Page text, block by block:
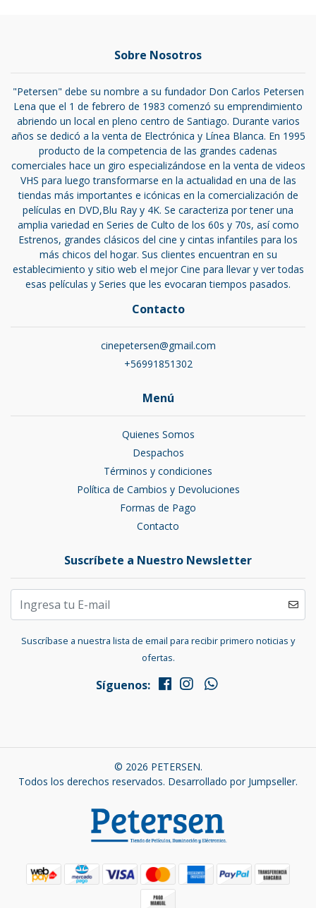
Sobre Nosotros
"Petersen" debe su nombre a su fundador Don Carlos Petersen
Lena que el 1 de febrero de 1983 comenzó su emprendimiento
abriendo un local en pleno centro de Santiago. Durante varios
años se dedicó a la venta de Electrónica y Línea Blanca. En 1995
producto de la competencia de las grandes cadenas
comerciales hace un giro especializándose en la venta de videos
VHS para luego transformarse en la actualidad en una de las
tiendas más importantes e icónicas en la comercialización de
películas en DVD,Blu Ray y 4K. Se caracteriza por tener una
amplia variedad en Series de Culto de los 60s y 70s, así como
Estrenos, grandes clásicos del cine y cintas infantiles para los
más chicos del hogar. Sus clientes encuentran en su
establecimiento y sitio web el mejor Cine para llevar y ver todas
esas películas y Series que les evocaran tiempos pasados.
Contacto
cinepetersen@gmail.com
+56991851302
Menú
Quienes Somos
Despachos
Términos y condiciones
Política de Cambios y Devoluciones
Formas de Pago
Contacto
Suscríbete a Nuestro Newsletter
Suscríbase a nuestra lista de email para recibir primero noticias y
ofertas.
Síguenos:
© 2026 PETERSEN.
Todos los derechos reservados. Desarrollado por Jumpseller.